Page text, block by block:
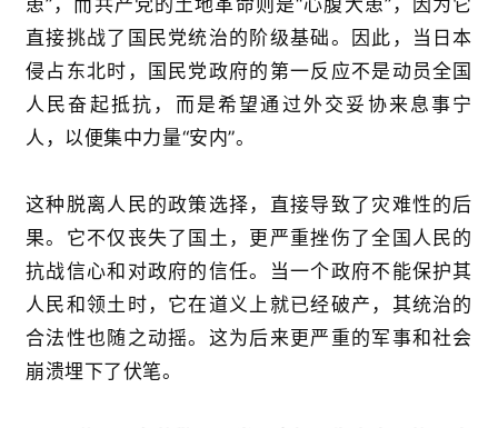
患” ，而共产党的土地革命则是“心腹大患” ，因为它
直接挑战了国民党统治的阶级基础。因此，当日本
侵占东北时，国民党政府的第一反应不是动员全国
人民奋起抵抗，而是希望通过外交妥协来息事宁
人，以便集中力量“安内”。
这种脱离人民的政策选择，直接导致了灾难性的后
果。它不仅丧失了国土，更严重挫伤了全国人民的
抗战信心和对政府的信任。当一个政府不能保护其
人民和领土时，它在道义上就已经破产，其统治的
合法性也随之动摇。这为后来更严重的军事和社会
崩溃埋下了伏笔。